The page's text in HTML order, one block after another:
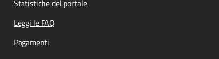
Statistiche del portale
Leggi le FAQ
Pagamenti